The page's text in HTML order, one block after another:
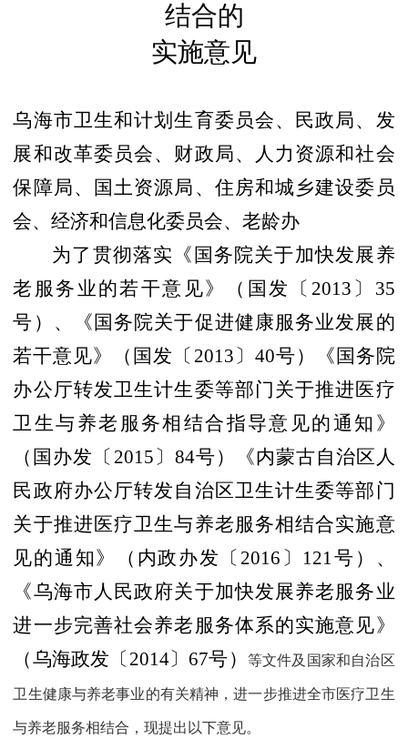
结合的
实施意见
乌海市卫生和计划生育委员会、民政局、发
展和改革委员会、财政局、人力资源和社会
保障局、国土资源局、住房和城乡建设委员
会、经济和信息化委员会、老龄办
为了贯彻落实《国务院关于加快发展养
老服务业的若干意见》（国发〔 2013 〕 35
号）、《国务院关于促进健康服务业发展的
若干意见》（国发〔 2013 〕 40号）《国务院
办公厅转发卫生计生委等部门关于推进医疗
卫生与养老服务相结合指导意见的通知》
（国办发〔 2015 〕 84号）《内蒙古自治区人
民政府办公厅转发自治区卫生计生委等部门
关于推进医疗卫生与养老服务相结合实施意
见的通知》（内政办发〔 2016 〕 121号）、
《乌海市人民政府关于加快发展养老服务业
进一步完善社会养老服务体系的实施意见》
（乌海政发〔 2014〕 67号） 等文件及国家和自治区
卫生健康与养老事业的有关精神，进一步推进全市医疗卫生
与养老服务相结合，现提出以下意见。